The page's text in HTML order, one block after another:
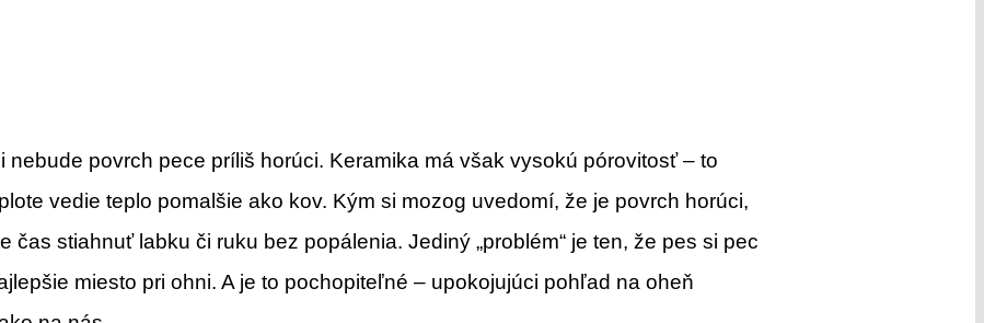
nebude povrch pece príliš horúci. Keramika má však vysokú pórovitosť – to
vedie teplo pomalšie ako kov. Kým si mozog uvedomí, že je povrch horúci,
čas stiahnuť labku či ruku bez popálenia. Jediný „problém“ je ten, že pes si pec
miesto pri ohni. A je to pochopiteľné – upokojujúci pohľad na oheň